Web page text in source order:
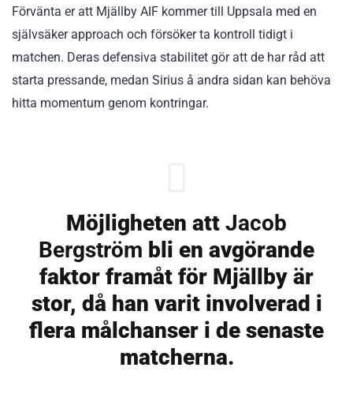
Förvänta er att Mjällby AIF kommer till Uppsala med en
självsäker approach och försöker ta kontroll tidigt i
matchen. Deras defensiva stabilitet gör att de har råd att
starta pressande, medan Sirius å andra sidan kan behöva
hitta momentum genom kontringar.
Möjligheten att Jacob
Bergström bli en avgörande
faktor framåt för Mjällby är
stor, då han varit involverad i
flera målchanser i de senaste
matcherna.